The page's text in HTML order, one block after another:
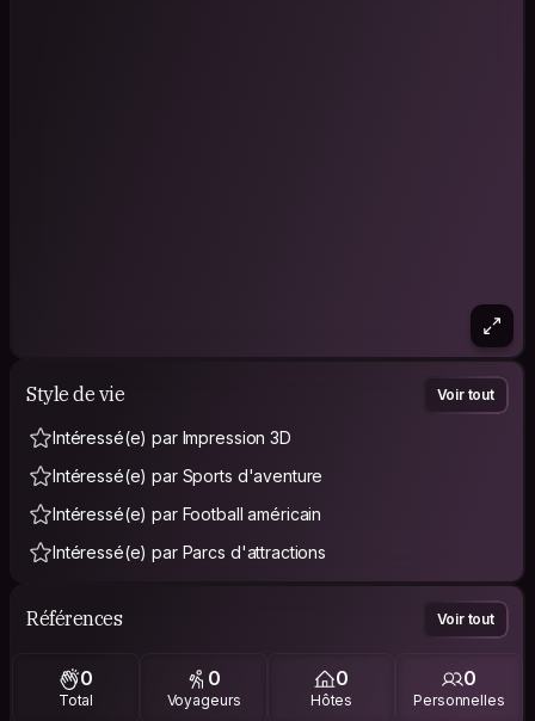
Style de vie Voir tout
Intéressé(e) par Impression 3D
Intéressé(e) par Sports d'aventure
Intéressé(e) par Football américain
Intéressé(e) par Parcs d'attractions
Références Voir tout
0
Total
0
Voyageurs
0
Hôtes
0
Personnelles